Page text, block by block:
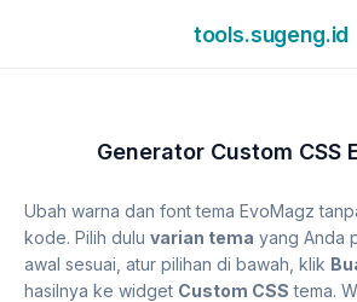
tools.sugeng.id
Generator Custom CSS
Ubah warna dan font tema EvoMagz
kode. Pilih dulu varian tema yang Anda
awal sesuai, atur pilihan di bawah, klik
hasilnya ke widget Custom CSS tema.